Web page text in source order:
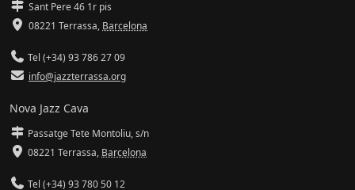
Sant Pere 46 1r pis
08221 Terrassa, Barcelona
Tel (+34) 93 786 27 09
info@jazzterrassa.org
Nova Jazz Cava
Passatge Tete Montoliu, s/n
08221 Terrassa, Barcelona
Tel (+34) 93 780 50 12